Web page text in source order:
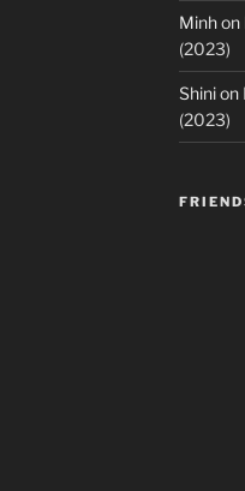
Minhon
(2023)
Shinion
(2023)